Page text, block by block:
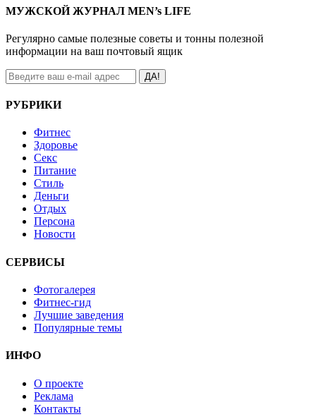
МУЖСКОЙ ЖУРНАЛ MEN’s LIFE
Регулярно самые полезные советы и тонны полезной
информации на ваш почтовый ящик
ДА!
РУБРИКИ
Фитнес
Здоровье
Секс
Питание
Стиль
Деньги
Отдых
Персона
Новости
СЕРВИСЫ
Фотогалерея
Фитнес-гид
Лучшие заведения
Популярные темы
ИНФО
О проекте
Реклама
Контакты